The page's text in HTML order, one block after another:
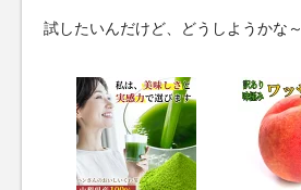
試したいんだけど、どうしようかな～